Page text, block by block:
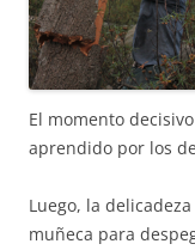
El momento
aprendido por los
Luego, la
muñeca para